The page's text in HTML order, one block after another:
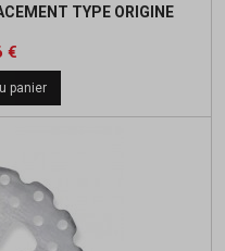
TYPE ORIGINE
€Prix
de
base
panier